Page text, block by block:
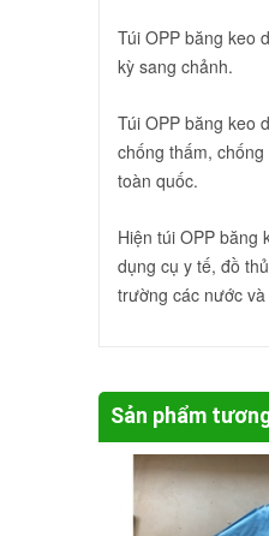
Túi OPP băng keo
kỳ sang chảnh.
Túi OPP băng keo
chống thấm,
toàn quốc.
Hiện túi OPP băng
dụng cụ y tế, đồ
trường các nước
Sản phẩm